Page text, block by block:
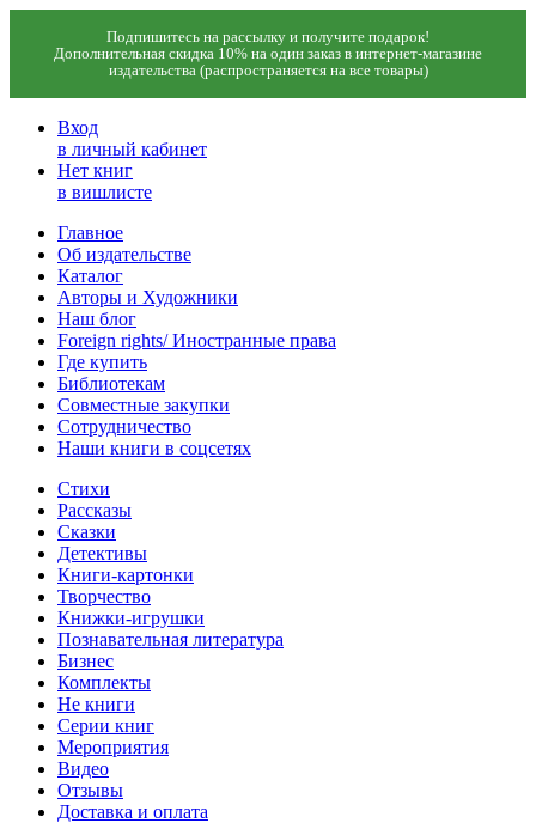
Подпишитесь на рассылку и получите подарок!
Дополнительная скидка 10% на один заказ в интернет-магазине
издательства (распространяется на все товары)
Вход
в личный кабинет
Нет книг
в вишлисте
Главное
Об издательстве
Каталог
Авторы и Художники
Наш блог
Foreign rights/ Иностранные права
Где купить
Библиотекам
Совместные закупки
Сотрудничество
Наши книги в соцсетях
Стихи
Рассказы
Сказки
Детективы
Книги-картонки
Творчество
Книжки-игрушки
Познавательная литература
Бизнес
Комплекты
Не книги
Серии книг
Мероприятия
Видео
Отзывы
Доставка и оплата